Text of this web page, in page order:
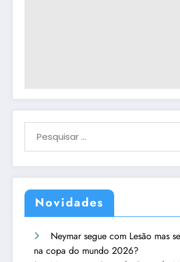
Novidades
Neymar segue com Lesão mas
na copa do mundo 2026?